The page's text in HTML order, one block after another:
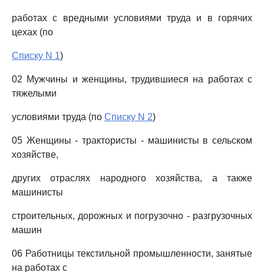
работах с вредными условиями труда и в горячих
цехах (по
Списку N 1)
02 Мужчины и женщины, трудившиеся на работах с
тяжелыми
условиями труда (по Списку N 2)
05 Женщины - трактористы - машинисты в сельском
хозяйстве,
других отраслях народного хозяйства, а также
машинисты
строительных, дорожных и погрузочно - разгрузочных
машин
06 Работницы текстильной промышленности, занятые
на работах с